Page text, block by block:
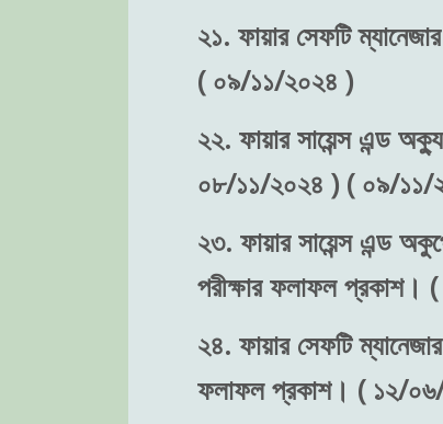
২১. ফায়ার সেফটি
( ০৯/১১/২০২৪ )
২২. ফায়ার সায়েন্স এন্ড
০৮/১১/২০২৪ ) ( ০৯/১১/
২৩. ফায়ার সায়েন্স এন্ড
পরীক্ষার ফলাফল
২৪. ফায়ার সেফটি
ফলাফল প্রকাশ। ( ১২/